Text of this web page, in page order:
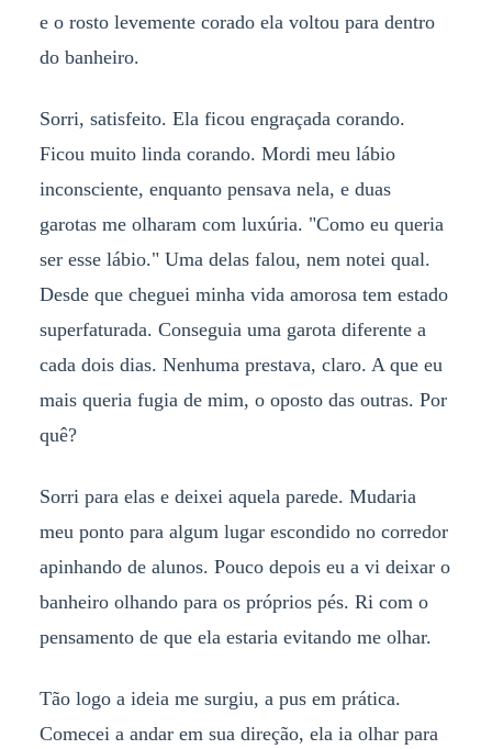
e o rosto levemente corado ela voltou para dentro
do banheiro.
Sorri, satisfeito. Ela ficou engraçada corando.
Ficou muito linda corando. Mordi meu lábio
inconsciente, enquanto pensava nela, e duas
garotas me olharam com luxúria. "Como eu queria
ser esse lábio." Uma delas falou, nem notei qual.
Desde que cheguei minha vida amorosa tem estado
superfaturada. Conseguia uma garota diferente a
cada dois dias. Nenhuma prestava, claro. A que eu
mais queria fugia de mim, o oposto das outras. Por
quê?
Sorri para elas e deixei aquela parede. Mudaria
meu ponto para algum lugar escondido no corredor
apinhando de alunos. Pouco depois eu a vi deixar o
banheiro olhando para os próprios pés. Ri com o
pensamento de que ela estaria evitando me olhar.
Tão logo a ideia me surgiu, a pus em prática.
Comecei a andar em sua direção, ela ia olhar para